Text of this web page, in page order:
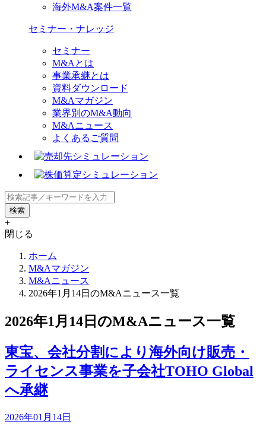
海外M&A案件一覧
セミナー・ナレッジ
セミナー
M&Aとは
事業承継とは
資料ダウンロード
M&Aマガジン
業界別のM&A動向
M&Aニュース
よくあるご質問
+
閉じる
ホーム
M&Aマガジン
M&Aニュース
2026年1月14日のM&Aニュース一覧
2026年1月14日のM&Aニュース一覧
東宝、会社分割により海外向け販売・
ライセンス事業を子会社TOHO Global
へ承継
2026年01月14日